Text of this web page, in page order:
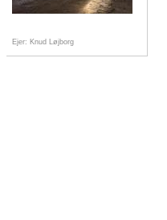
Ejer: Knud Løjborg